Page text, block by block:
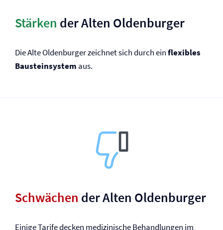
Stärken der Alten Oldenburger
Die Alte Oldenburger zeichnet sich durch einflexibles
Bausteinsystem aus.
Schwächen der Alten Oldenburger
Einige Tarife decken medizinische Behandlungen im